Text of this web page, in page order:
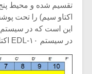
تقسیم شده و محیط
اکتاو سیم) را تحت
در سیستم ۱۰-EDL اکتاو منطبق بر راس A’ خواهد شد: